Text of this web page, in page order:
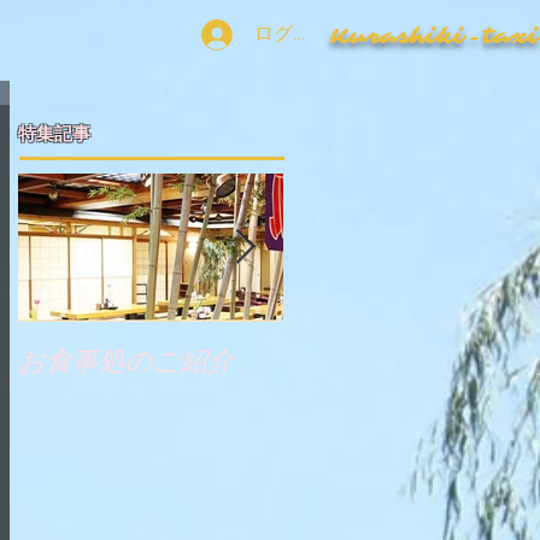
ログイン​Kurashiki-taxi
特集記事
お食事処のご紹介